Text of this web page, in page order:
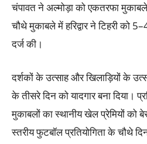
चंपावत ने अल्मोड़ा को एकतरफा
चौथे मुकाबले में हरिद्वार ने टिहरी को
दर्ज की।
दर्शकों के उत्साह और खिलाड़ियों के
के तीसरे दिन को यादगार बना दिया।
मुकाबलों का स्थानीय खेल प्रेमियों को
स्तरीय फुटबॉल प्रतियोगिता के चौथे